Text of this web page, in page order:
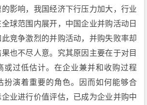
影响，我国经济下行压力加大，行业
球范围内展开，中国企业并购活动日
竞争激烈的并购活动，并购失败率却
也不尽人意。究其原因主要在于对目
或过低估计。在企业兼并和收购过程
扮演着重要的角色。因而如何能够合
业进行价值评估，已成为企业并购中